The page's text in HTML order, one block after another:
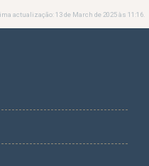
actualização: 13 de March de 2025 às 11:16.